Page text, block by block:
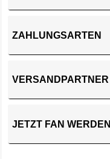
ZAHLUNGSARTEN
VERSANDPARTNER
JETZT FAN WERDEN